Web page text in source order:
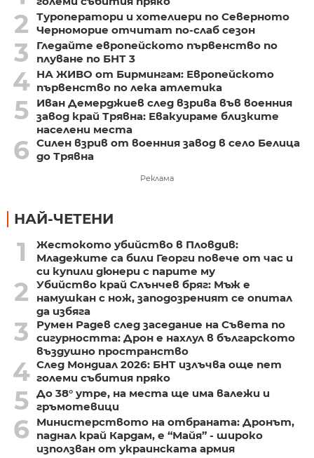
2
Туроператори и хотелиери по Северното
Черноморие отчитат по-слаб сезон
3
Гледайте европейското първенство по
плуване по БНТ 3
4 НА ЖИВО от Бирмингам: Европейското
първенство по лека атлетика
5
Иван Демерджиев след взрива във военния
завод край Трявна: Евакуираме близките
населени места
6 Силен взрив от военния завод в село Белица
до Трявна
Реклама
НАЙ-ЧЕТЕНИ
1
Жестокото убийство в Пловдив:
Младежите са били Георги повече от час и
си купили дюнери с парите му
2
Убийство край Слънчев бряг: Мъж е
намушкан с нож, заподозреният се опитал
да избяга
3
Румен Радев след заседание на Съвета по
сигурността: Дрон е нахлул в българското
въздушно пространство
4 След Мондиал 2026: БНТ излъчва още пет
големи събития пряко
5 До 38° утре, на места ще има валежи и
гръмотевици
6
Министерството на отбраната: Дронът,
паднал край Кардам, е “Майя” - широко
използван от украинската армия